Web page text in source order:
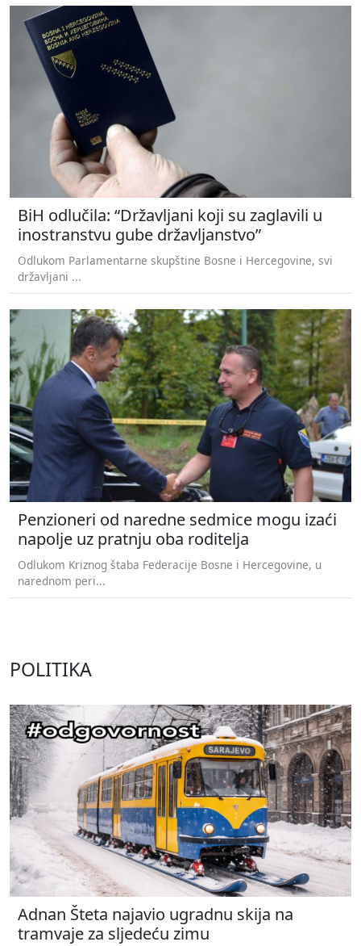
BiH odlučila: “Državljani koji su zaglavili u
inostranstvu gube državljanstvo”
Odlukom Parlamentarne skupštine Bosne i Hercegovine, svi
državljani ...
Penzioneri od naredne sedmice mogu izaći
napolje uz pratnju oba roditelja
Odlukom Kriznog štaba Federacije Bosne i Hercegovine, u
narednom peri...
POLITIKA
Adnan Šteta najavio ugradnu skija na
tramvaje za sljedeću zimu